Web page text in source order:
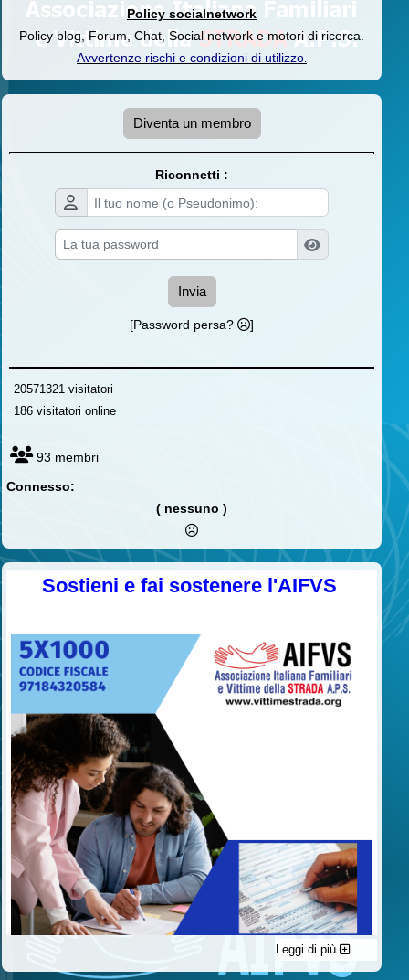
Policy socialnetwork
Policy blog, Forum, Chat, Social network e motori di ricerca.
Avvertenze rischi e condizioni di utilizzo.
Diventa un membro
Riconnetti :
Invia
[Password persa? ]
20571321 visitatori
186 visitatori online
93 membri
Connesso:
( nessuno )
Sostieni e fai sostenere l'AIFVS
C'è un modo di contribuire alle attività dell’A.I.F.V.S. a favore
delle vittime della strada e per dare giustizia ai superstiti ed ai
Leggi di più